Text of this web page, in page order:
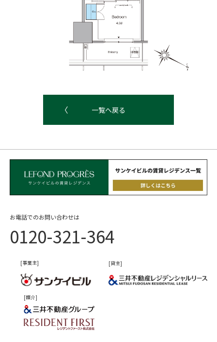
一覧へ戻る
お電話でのお問い合わせは
0120-321-364
[事業主] [貸主]
[媒介]